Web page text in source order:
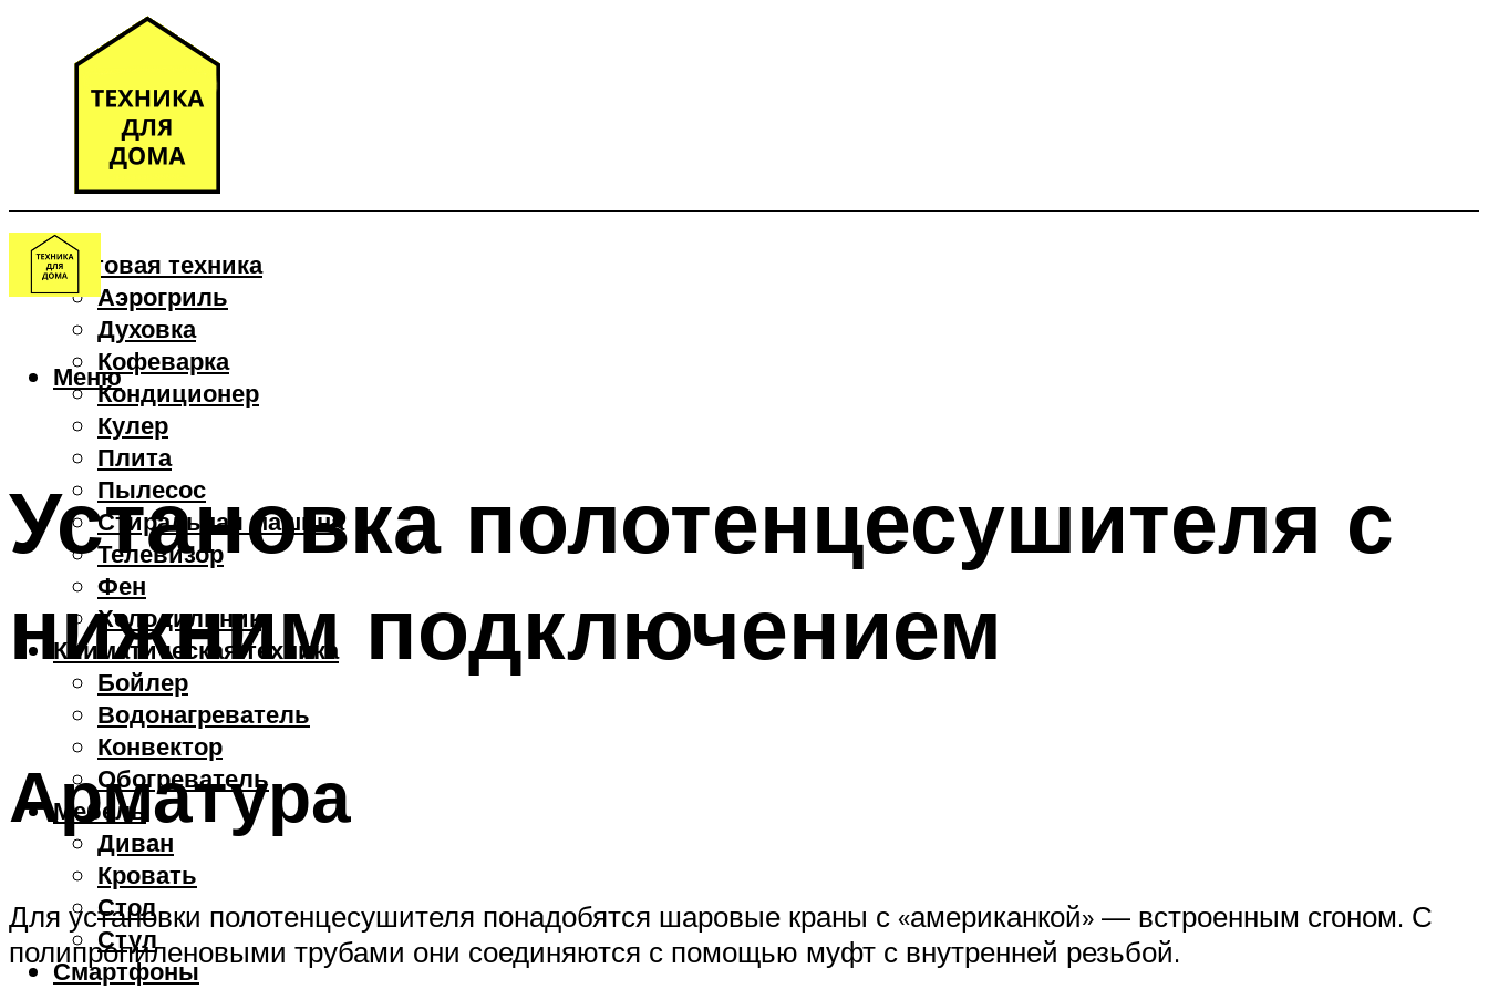
Бытовая техника
Аэрогриль
Духовка
Кофеварка
Кондиционер
Кулер
Плита
Пылесос
Стиральная машина
Телевизор
Фен
Холодильник
Климатическая техника
Бойлер
Водонагреватель
Конвектор
Обогреватель
Мебель
Диван
Кровать
Стол
Стул
Смартфоны
Меню
Установка полотенцесушителя с
нижним подключением
Арматура
Для установки полотенцесушителя понадобятся шаровые краны с «американкой» — встроенным сгоном. С
полипропиленовыми трубами они соединяются с помощью муфт с внутренней резьбой.